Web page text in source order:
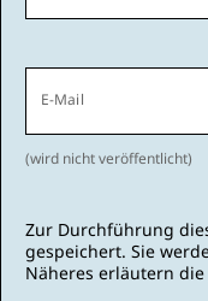
E-Mail
(wird nicht veröffentlicht)
Zur Durchführung
gespeichert. Sie
Näheres erläutern die